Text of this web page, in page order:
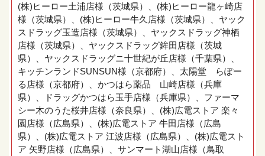
(株)ヒーロー土浦店様（茨城県）、(株)ヒーロー龍ヶ崎店
様（茨城県）、(株)ヒーロー牛久店様（茨城県）、ヤック
スドラッグ玉造店様（茨城県）、ヤックスドラッグ神栖
店様（茨城県）、ヤックスドラッグ鉾田店様（茨城
県）、ヤックスドラッグニ十世紀が丘店様（千葉県）、
キッチンランドSUNSUN様（京都府）、太陽堂 らぽー
る店様（京都府）、かつはら薬品 山崎店様（兵庫
県）、ドラッグかつはら玉手店様（兵庫県）、ファーマ
シー木のうた桜井店様（奈良県）、(株)広電ストア 楽々
園店様（広島県）、(株)広電ストア 牛田店様（広島
県）、(株)広電ストア 江波店様（広島県）、(株)広電スト
ア 矢野店様（広島県）、サンマート湖山店様（鳥取